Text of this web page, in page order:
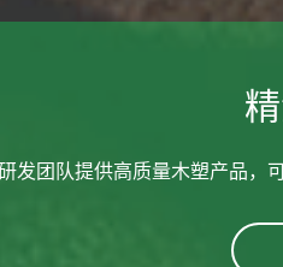
发团队提供高质量木塑产品，